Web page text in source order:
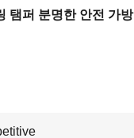
탬퍼 분명한 안전 가방